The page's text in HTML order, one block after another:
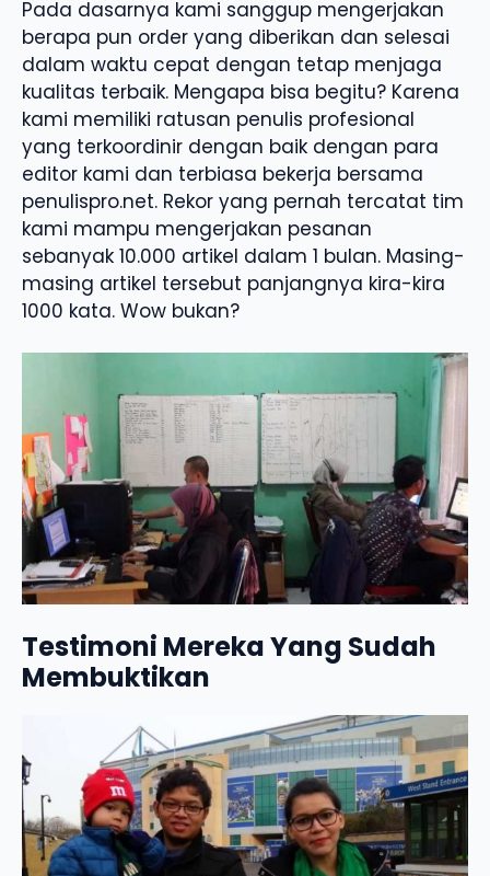
Pada dasarnya kami sanggup mengerjakan
berapa pun order yang diberikan dan selesai
dalam waktu cepat dengan tetap menjaga
kualitas terbaik. Mengapa bisa begitu? Karena
kami memiliki ratusan penulis profesional
yang terkoordinir dengan baik dengan para
editor kami dan terbiasa bekerja bersama
penulispro.net. Rekor yang pernah tercatat tim
kami mampu mengerjakan pesanan
sebanyak 10.000 artikel dalam 1 bulan. Masing-
masing artikel tersebut panjangnya kira-kira
1000 kata. Wow bukan?
Testimoni Mereka Yang Sudah
Membuktikan